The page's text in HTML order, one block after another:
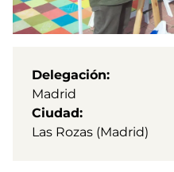
Delegación
Madrid
Ciudad
Las Rozas (Madrid)